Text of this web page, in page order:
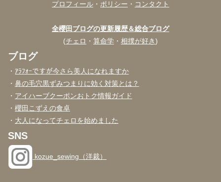
プロフィール ・ ポリシー ・ コンタクト
全櫻田ブログの更新履歴＆総合ブログ
(チェロ ・ 算命学 ・ 相撲が好き)
ブログ
・ ｱﾗﾌｫｰですが今さら美人になれますか
・ 鼻の毛穴黒ずみつまりに効く対策とは？
・ アイハーブクーポンおトク情報ガイド
・ 櫻田こずえの食卓
・ 大人になってチェロを始めました
SNS
kozue_sewing（洋裁）